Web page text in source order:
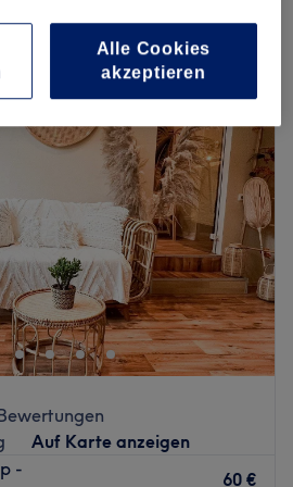
nach deinem Termin in neuem
zur Salonansicht
09:00–19:30
09:00–19:30
09:00–19:30
09:00–19:30
09:00–18:00
Geschlossen
ist ein zeitgemäßer Barbershop
Barberservices und moderne
professionellen Bart-
sorgt der Salon für einen
jedem Typ passt. In entspannter,
vereint Barber Zouna
mit trendbewussten Techniken –
Ergebnis bei jedem
Auf Karte anzeigen
-
60 €
Alle Cookies
akzeptieren